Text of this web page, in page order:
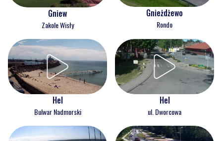
Gniew
Zakole Wisły
Gnieżdżewo
Rondo
Hel
Bulwar Nadmorski
Hel
ul. Dworcowa